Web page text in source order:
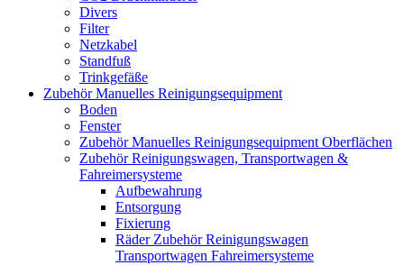
Divers
Filter
Netzkabel
Standfuß
Trinkgefäße
Zubehör Manuelles Reinigungsequipment
Boden
Fenster
Zubehör Manuelles Reinigungsequipment Oberflächen
Zubehör Reinigungswagen, Transportwagen &
Fahreimersysteme
Aufbewahrung
Entsorgung
Fixierung
Räder Zubehör Reinigungswagen
Transportwagen Fahreimersysteme